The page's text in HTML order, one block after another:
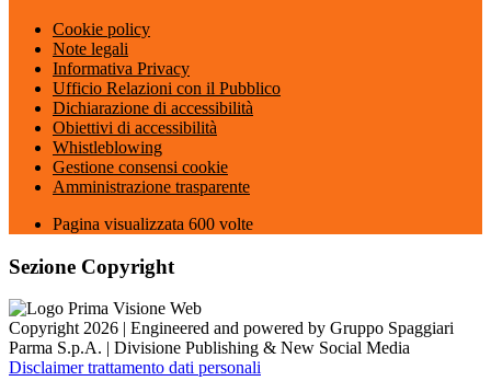
Cookie policy
Note legali
Informativa Privacy
Ufficio Relazioni con il Pubblico
Dichiarazione di accessibilità
Obiettivi di accessibilità
Whistleblowing
Gestione consensi cookie
Amministrazione trasparente
Pagina visualizzata 600 volte
Sezione Copyright
Copyright 2026 | Engineered and powered by Gruppo Spaggiari
Parma S.p.A. | Divisione Publishing & New Social Media
Disclaimer trattamento dati personali